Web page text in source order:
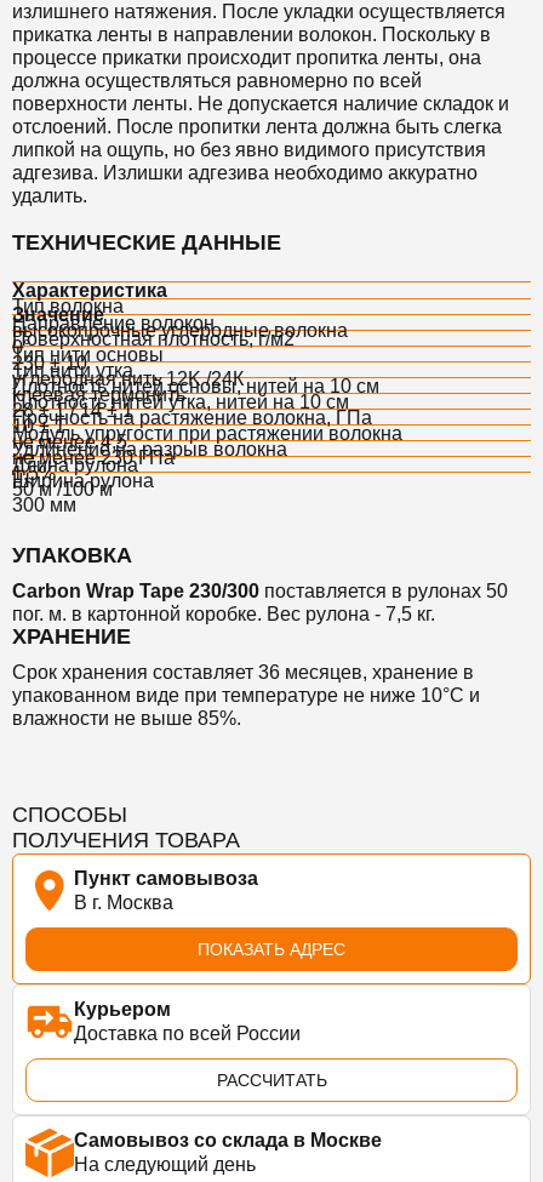
излишнего натяжения. После укладки осуществляется
прикатка ленты в направлении волокон. Поскольку в
процессе прикатки происходит пропитка ленты, она
должна осуществляться равномерно по всей
поверхности ленты. Не допускается наличие складок и
отслоений. После пропитки лента должна быть слегка
липкой на ощупь, но без явно видимого присутствия
адгезива. Излишки адгезива необходимо аккуратно
удалить.
ТЕХНИЧЕСКИЕ ДАННЫЕ
Характеристика
Значение
Тип волокна
высокопрочные углеродные волокна
Направление волокон
0°
Поверхностная плотность, г/м2
230 ± 10
Тип нити основы
углеродная нить 12K /24К
Тип нити утка
клеевая термонить
Плотность нитей основы, нитей на 10 см
28 ± 1 / 14 ± 1
Плотность нитей утка, нитей на 10 см
10 ± 1
Прочность на растяжение волокна, ГПа
не менее 4,5
Модуль упругости при растяжении волокна
не менее 230 ГПа
Удлинение на разрыв волокна
1,5%
Длина рулона
50 м /100 м
Ширина рулона
300 мм
УПАКОВКА
Carbon Wrap Tape 230/300 поставляется в рулонах 50
пог. м. в картонной коробке. Вес рулона - 7,5 кг.
ХРАНЕНИЕ
Срок хранения составляет 36 месяцев, хранение в
упакованном виде при температуре не ниже 10°С и
влажности не выше 85%.
СПОСОБЫ
ПОЛУЧЕНИЯ ТОВАРА
Пункт самовывоза
В г. Москва
ПОКАЗАТЬ АДРЕС
Курьером
Доставка по всей России
РАССЧИТАТЬ
Самовывоз со склада в Москве
На следующий день